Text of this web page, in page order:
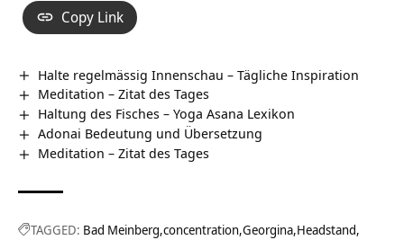
Copy Link
Halte regelmässig Innenschau – Tägliche Inspiration
Meditation – Zitat des Tages
Haltung des Fisches – Yoga Asana Lexikon
Adonai Bedeutung und Übersetzung
Meditation – Zitat des Tages
TAGGED: Bad Meinberg concentration Georgina Headstand